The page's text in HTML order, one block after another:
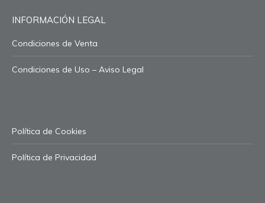
INFORMACIÓN LEGAL
Condiciones de Venta
Condiciones de Uso – Aviso Legal
Política de Cookies
Política de Privacidad